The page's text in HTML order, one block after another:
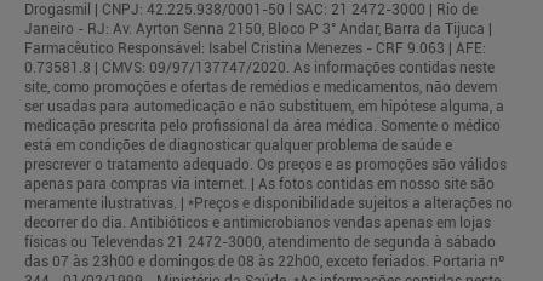
Drogasmil | CNPJ: 42.225.938/0001-50 l SAC: 21 2472-3000 | Rio de
Janeiro - RJ: Av. Ayrton Senna 2150, Bloco P 3° Andar, Barra da Tijuca |
Farmacêutico Responsável: Isabel Cristina Menezes - CRF 9.063 | AFE:
0.73581.8 | CMVS: 09/97/137747/2020. As informações contidas neste
site, como promoções e ofertas de remédios e medicamentos, não devem
ser usadas para automedicação e não substituem, em hipótese alguma, a
medicação prescrita pelo profissional da área médica. Somente o médico
está em condições de diagnosticar qualquer problema de saúde e
prescrever o tratamento adequado. Os preços e as promoções são válidos
apenas para compras via internet. | As fotos contidas em nosso site são
meramente ilustrativas. | *Preços e disponibilidade sujeitos a alterações no
decorrer do dia. Antibióticos e antimicrobianos vendas apenas em lojas
físicas ou Televendas 21 2472-3000, atendimento de segunda à sábado
das 07 às 23h00 e domingos de 08 às 22h00, exceto feriados. Portaria nº